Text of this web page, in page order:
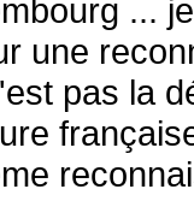
...
une
pas la